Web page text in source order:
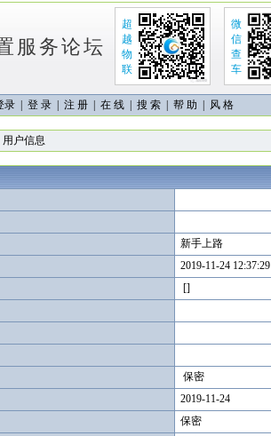
服务论坛
超
越
物
联
微
信
查
车
| 登 录 注 册 在 线 搜 索 帮 助 | 风 格
户信息
新手上路
2019-11-24 12:37:29
[]
保密
2019-11-24
保密